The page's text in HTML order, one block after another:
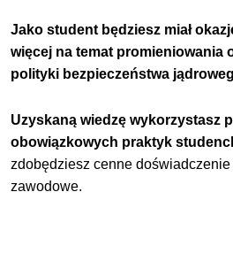
Jako student będziesz miał
więcej na temat promieniowania
polityki bezpieczeństwa
Uzyskaną wiedzę wykorzystasz
obowiązkowych praktyk
zdobędziesz cenne
zawodowe.